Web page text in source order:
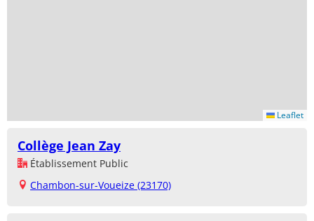
Leaflet
Collège Jean Zay
Établissement Public
Chambon-sur-Voueize (23170)